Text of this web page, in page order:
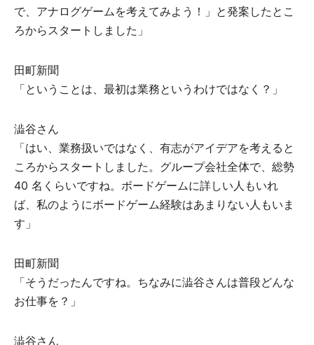
で、アナログゲームを考えてみよう！」と発案したとこ
ろからスタートしました」
⽥町新聞
「ということは、最初は業務というわけではなく？」
澁⾕さん
「はい、業務扱いではなく、有志がアイデアを考えると
ころからスタートしました。グループ会社全体で、総勢
40 名くらいですね。ボードゲームに詳しい人もいれ
ば、私のようにボードゲーム経験はあまりない⼈もいま
す」
⽥町新聞
「そうだったんですね。ちなみに澁⾕さんは普段どんな
お仕事を？」
澁⾕さん